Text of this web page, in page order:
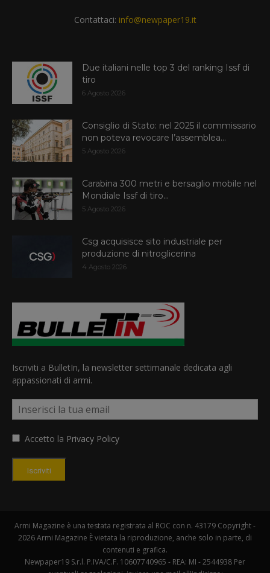
Contattaci: info@newpaper19.it
Due italiani nelle top 3 del ranking Issf di
tiro
6 Agosto 2026
Consiglio di Stato: nel 2025 il commissario
non poteva revocare l’assemblea...
5 Agosto 2026
Carabina 300 metri e bersaglio mobile nel
Mondiale Issf di tiro...
5 Agosto 2026
Csg acquisisce sito industriale per
produzione di nitroglicerina
4 Agosto 2026
Iscriviti a BulletIn, la newsletter settimanale dedicata agli
appassionati di armi.
Accetto la Privacy Policy
Iscriviti
Armi Magazine è una testata registrata al ROC con n. 43179 Copyright -
2026 Armi Magazine È vietata la riproduzione, anche solo in parte, di
contenuti e grafica.
Newpaper19 S.r.l. P.IVA/C.F. 10607740965 - REA: MI - 2544938 Per